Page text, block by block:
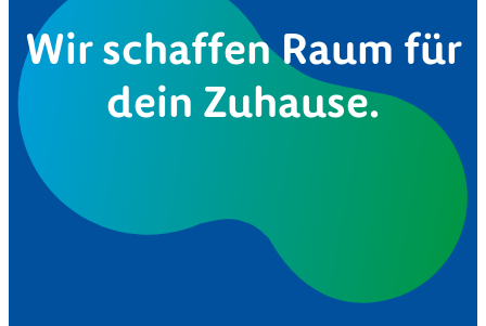
Wir schaffen Raum für
dein Zuhause.